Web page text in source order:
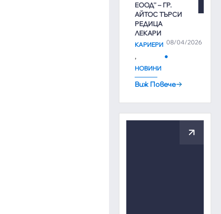
ЕООД'' – ГР.
АЙТОС ТЪРСИ
РЕДИЦА
ЛЕКАРИ
08/04/2026
КАРИЕРИ
,
НОВИНИ
Виж Повече